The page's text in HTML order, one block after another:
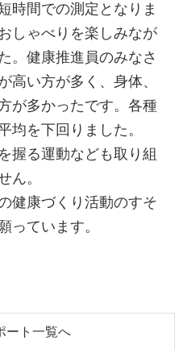
時間での測定となりま
しゃべりを楽しみなが
。健康推進員のみなさ
高い方が多く、身体、
が多かったです。各種
均を下回りました。
握る運動なども取り組
ん。
健康づくり活動のすそ
っています。
ート一覧へ